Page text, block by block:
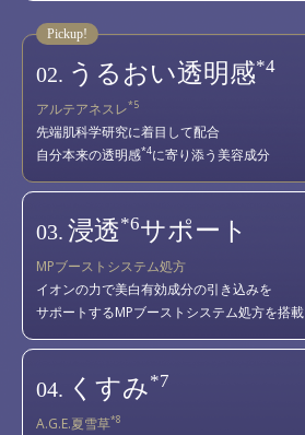
02. うるおい透明感*4
アルテアネスレ*5
先端肌科学研究に着目して配合
自分本来の透明感*4に寄り添う美容成分
03. 浸透*6サポート
MPブーストシステム処方
イオンの力で美白有効成分の引き込みを
サポートするMPブーストシステム処方を搭載
04. くすみ*7
A.G.E.夏雪草*8